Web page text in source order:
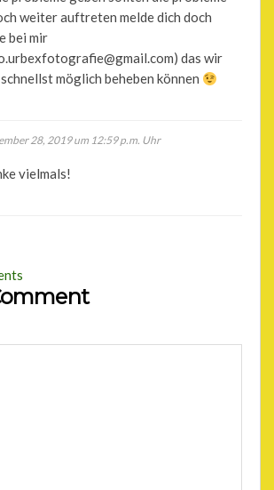
weiter auftreten melde dich doch
bei mir
das wir
möglich beheben können
28, 2019 um 12:59 p.m. Uhr
vielmals!